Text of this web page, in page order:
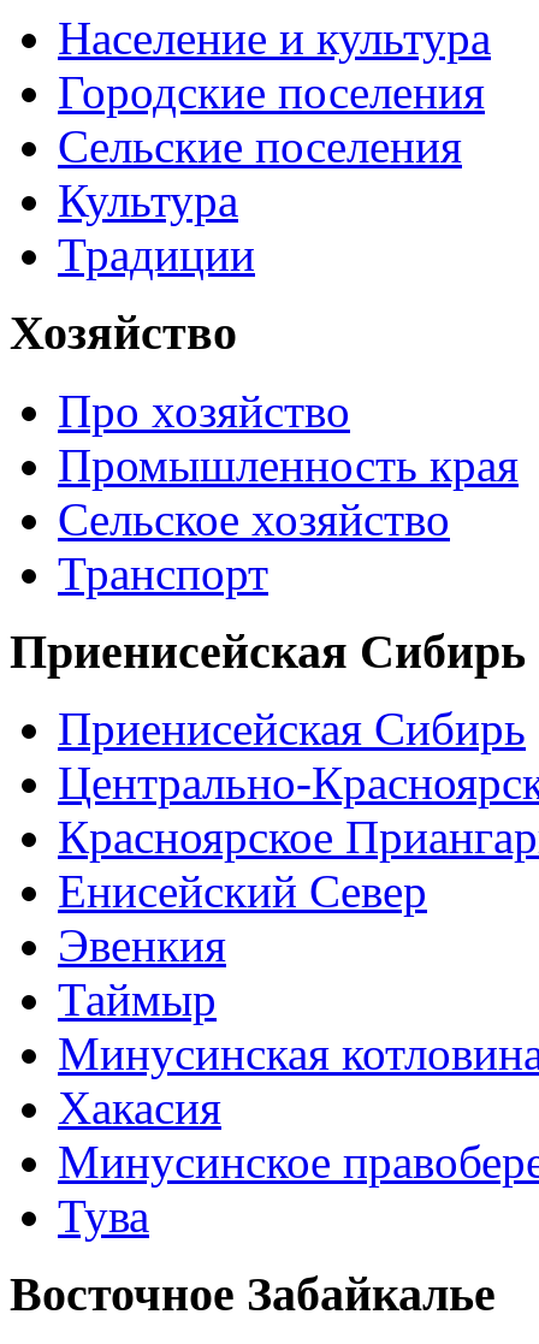
Население и культура
Городские поселения
Сельские поселения
Культура
Традиции
Хозяйство
Про хозяйство
Промышленность края
Сельское хозяйство
Транспорт
Приенисейская Сибирь
Приенисейская Сибирь
Центрально-
Красноярское
Енисейский Север
Эвенкия
Таймыр
Минусинская
Хакасия
Минусинское
Тува
Восточное Забайкалье